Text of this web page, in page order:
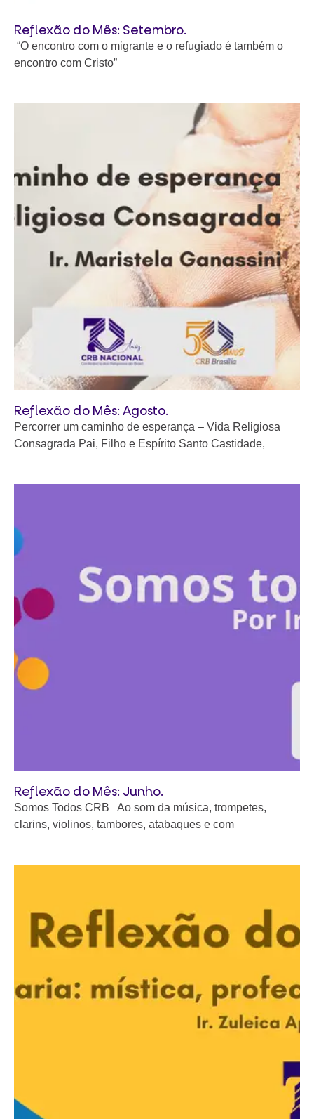
Reflexão do Mês: Setembro.
“O encontro com o migrante e o refugiado é também o
encontro com Cristo”
Reflexão do Mês: Agosto.
Percorrer um caminho de esperança – Vida Religiosa
Consagrada Pai, Filho e Espírito Santo Castidade,
Reflexão do Mês: Junho.
Somos Todos CRB Ao som da música, trompetes,
clarins, violinos, tambores, atabaques e com